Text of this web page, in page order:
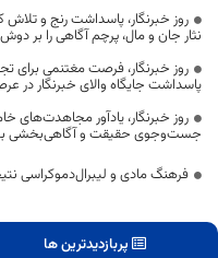
روز خبرنگار، پاسداشت رنج و
نثار جان و مال، پرچم آگاهی را بر
روز خبرنگار، فرصت مغتنمی برای
پاسداشت جایگاه والای خبرنگار در
روز خبرنگار، یادآور
جست‌وجوی حقیقت و آگاهی‌بخشی به
فرهنگ مادی و لیبرال‌دموکراسی
پربازدیدترین ها